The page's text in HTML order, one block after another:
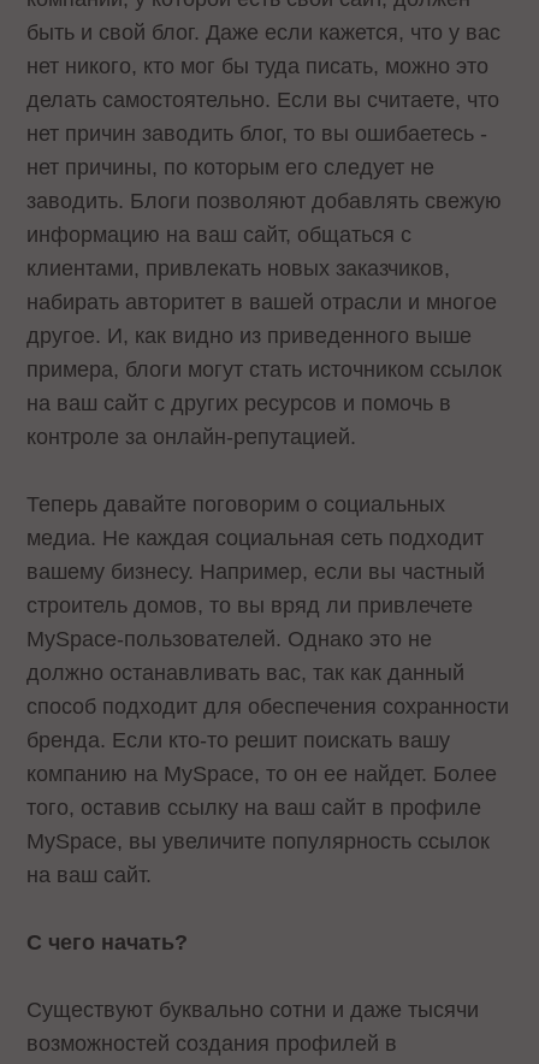
быть и свой блог. Даже если кажется, что у вас
нет никого, кто мог бы туда писать, можно это
делать самостоятельно. Если вы считаете, что
нет причин заводить блог, то вы ошибаетесь -
нет причины, по которым его следует не
заводить. Блоги позволяют добавлять свежую
информацию на ваш сайт, общаться с
клиентами, привлекать новых заказчиков,
набирать авторитет в вашей отрасли и многое
другое. И, как видно из приведенного выше
примера, блоги могут стать источником ссылок
на ваш сайт с других ресурсов и помочь в
контроле за онлайн-репутацией.
Теперь давайте поговорим о социальных
медиа. Не каждая социальная сеть подходит
вашему бизнесу. Например, если вы частный
строитель домов, то вы вряд ли привлечете
MySpace-пользователей. Однако это не
должно останавливать вас, так как данный
способ подходит для обеспечения сохранности
бренда. Если кто-то решит поискать вашу
компанию на MySpace, то он ее найдет. Более
того, оставив ссылку на ваш сайт в профиле
MySpace, вы увеличите популярность ссылок
на ваш сайт.
С чего начать?
Существуют буквально сотни и даже тысячи
возможностей создания профилей в